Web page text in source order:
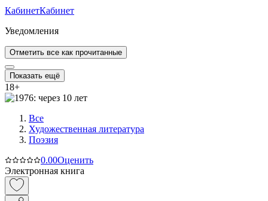
КабинетКабинет
Уведомления
Отметить все как прочитанные
Показать ещё
18+
Все
Художественная литература
Поэзия
0.00Оценить
Электронная книга